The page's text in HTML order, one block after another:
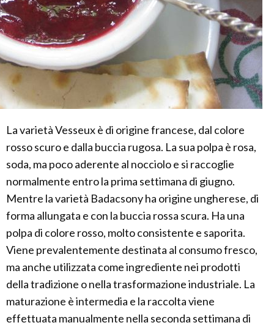
La varietà Vesseux è di origine francese, dal colore
rosso scuro e dalla buccia rugosa. La sua polpa è rosa,
soda, ma poco aderente al nocciolo e si raccoglie
normalmente entro la prima settimana di giugno.
Mentre la varietà Badacsony ha origine ungherese, di
forma allungata e con la buccia rossa scura. Ha una
polpa di colore rosso, molto consistente e saporita.
Viene prevalentemente destinata al consumo fresco,
ma anche utilizzata come ingrediente nei prodotti
della tradizione o nella trasformazione industriale. La
maturazione è intermedia e la raccolta viene
effettuata manualmente nella seconda settimana di